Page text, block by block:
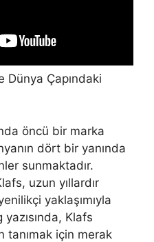
Dünya Çapındaki
öncü bir marka
dört bir yanında
sunmaktadır.
uzun yıllardır
yaklaşımıyla
yazısında, Klafs
tanımak için merak